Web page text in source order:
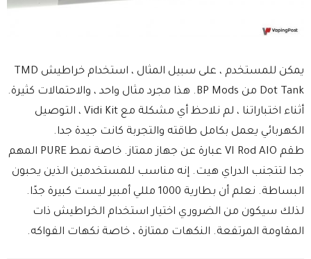
يمكن للمستخدم ، على سبيل المثال ، استخدام خراطيش TMD
Dot Tank من BP Mods. هذا مجرد مثال واحد ، والاحتمالات كثيرة.
أثناء اختباراتنا ، لم نلاحظ أي مشكلة مع Vidi Kit ، التوصيل
الكهربائي يعمل بكامل طاقته والتجربة كانت جيدة جدا.
طقم VI Rod AIO عبارة عن جهاز ممتاز. خاصة نمط PURE المهم
جدا لتتجنب الدراي هيت. إنه مناسب للمستخدمين الذين يحبون
البساطة. نعلم أن بطارية 1000 مللي أمبير ليست كبيرة جدًا.
لذلك سيكون من الضروري اختيار استخدام الخراطيش ذات
المقاومة المرتفعة. النكهات ممتازة ، خاصة نكهات الفواكه.